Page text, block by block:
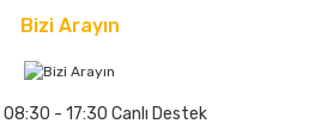
Bizi Arayın
- 17:30 Canlı Destek